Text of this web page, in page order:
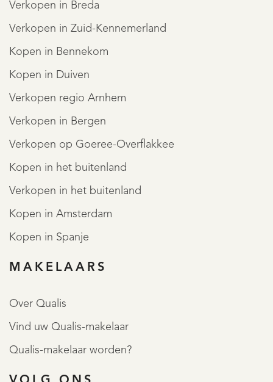
Verkopen in Breda
Verkopen in Zuid-Kennemerland
Kopen in Bennekom
Kopen in Duiven
Verkopen regio Arnhem
Verkopen in Bergen
Verkopen op Goeree-Overflakkee
Kopen in het buitenland
Verkopen in het buitenland
Kopen in Amsterdam
Kopen in Spanje
MAKELAARS
Over Qualis
Vind uw Qualis-makelaar
Qualis-makelaar worden?